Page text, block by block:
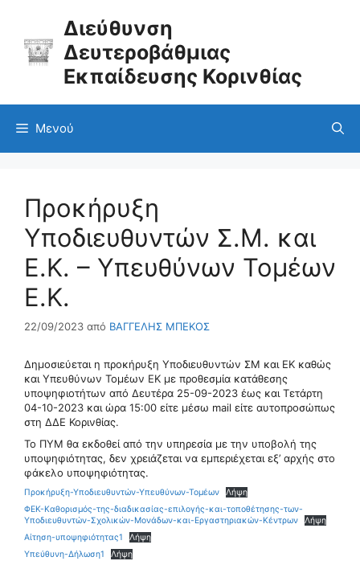
Διεύθυνση
Δευτεροβάθμιας
Εκπαίδευσης Κορινθίας
Μενού
Προκήρυξη
Υποδιευθυντών Σ.Μ. και
Ε.Κ. – Υπευθύνων Τομέων
Ε.Κ.
22/09/2023 από ΒΑΓΓΕΛΗΣ ΜΠΕΚΟΣ
Δημοσιεύεται η προκήρυξη Υποδιευθυντών ΣΜ και ΕΚ καθώς
και Υπευθύνων Τομέων ΕΚ με προθεσμία κατάθεσης
υποψηφιοτήτων από Δευτέρα 25-09-2023 έως και Τετάρτη
04-10-2023 και ώρα 15:00 είτε μέσω mail είτε αυτοπροσώπως
στη ΔΔΕ Κορινθίας.
Το ΠΥΜ θα εκδοθεί από την υπηρεσία με την υποβολή της
υποψηφιότητας, δεν χρειάζεται να εμπεριέχεται εξ’ αρχής στο
φάκελο υποψηφιότητας.
Προκήρυξη-Υποδιευθυντών-Υπευθύνων-Τομέων
Λήψη
ΦΕΚ-Καθορισμός-της-διαδικασίας-επιλογής-και-τοποθέτησης-των-
Υποδιευθυντών-Σχολικών-Μονάδων-και-Εργαστηριακών-Κέντρων
Λήψη
Αίτηση-υποψηφιότητας1
Λήψη
Υπεύθυνη-Δήλωση1
Λήψη